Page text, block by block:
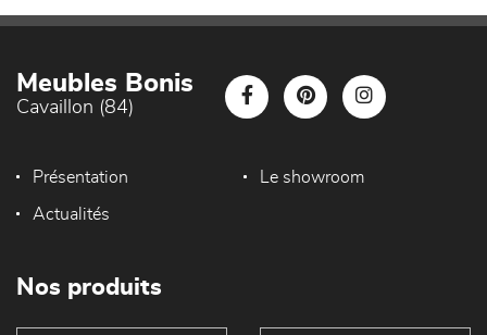
Meubles Bonis
Cavaillon (84)
Présentation Le showroom
Actualités
Nos produits